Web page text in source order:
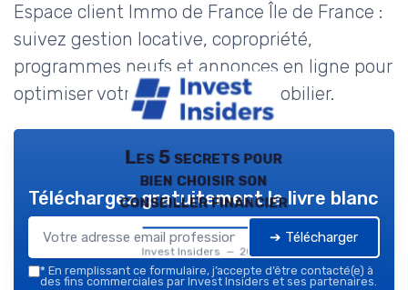
Espace client Immo de France Île de France :
suivez gestion locative, copropriété,
programmes neufs et annonces en ligne pour
optimiser votre patrimoine immobilier.
Les 5 secrets pour
bien choisir son
conseiller financier
Invest Insiders — 2026
Téléchargez gratuitement le livre blanc
➔ Télécharger
* En remplissant ce formulaire, j’accepte d’être contacté(e) à
des fins commerciales par Invest Insiders et ses partenaires.